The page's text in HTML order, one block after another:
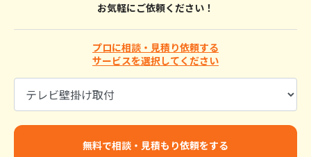
お気軽にご依頼ください！
プロに相談・見積り依頼する
サービスを選択してください
無料で相談・見積もり依頼をする